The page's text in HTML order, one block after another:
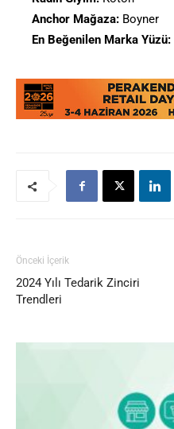
Anchor Mağaza: Boyner
En Beğenilen Marka Yüzü:
Önceki İçerik
2024 Yılı Tedarik Zinciri
Trendleri